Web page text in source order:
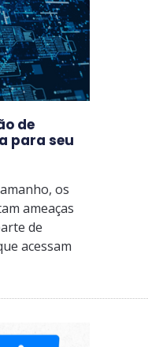
de
para seu
os
ameaças
de
acessam